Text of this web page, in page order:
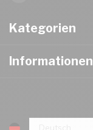
Kategorien
Informationen